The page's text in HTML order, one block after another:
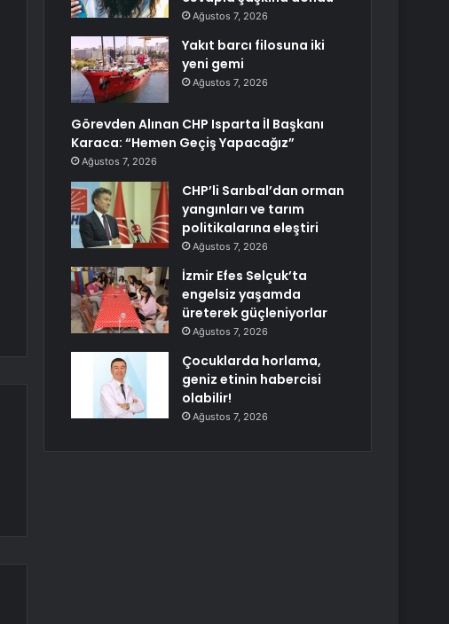
Ağustos 7, 2026
Yakıt barcı filosuna iki
yeni gemi
Ağustos 7, 2026
Görevden Alınan CHP Isparta İl Başkanı
Karaca: “Hemen Geçiş Yapacağız”
Ağustos 7, 2026
CHP’li Sarıbal’dan orman
yangınları ve tarım
politikalarına eleştiri
Ağustos 7, 2026
İzmir Efes Selçuk’ta
engelsiz yaşamda
üreterek güçleniyorlar
Ağustos 7, 2026
Çocuklarda horlama,
geniz etinin habercisi
olabilir!
Ağustos 7, 2026